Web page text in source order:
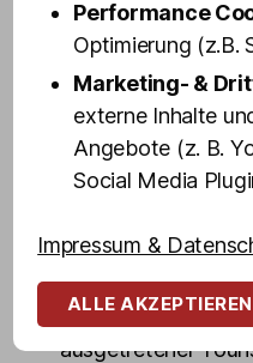
St. Pauli" - Altes
und Dinge, die du
Stadtteil wissen
Blicke hinter die
"sündigster Meile"
ungeschminkt.
Ecken,
denkwürdigsten
ausgetretener
Performance
Optimierung (z.B.
Marketing- &
externe Inhalte
Angebote (z. B.
Social Media
Impressum &
ALLE AKZEPTIEREN